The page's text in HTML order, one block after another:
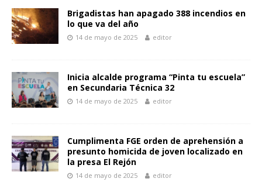
Brigadistas han apagado 388 incendios en
lo que va del año
14 de mayo de 2025 editor
Inicia alcalde programa “Pinta tu escuela”
en Secundaria Técnica 32
14 de mayo de 2025 editor
Cumplimenta FGE orden de aprehensión a
presunto homicida de joven localizado en
la presa El Rejón
14 de mayo de 2025 editor